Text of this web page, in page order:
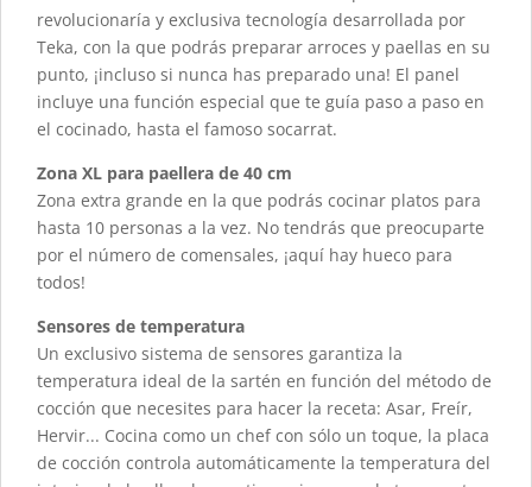
revolucionaría y exclusiva tecnología desarrollada por
Teka, con la que podrás preparar arroces y paellas en su
punto, ¡incluso si nunca has preparado una! El panel
incluye una función especial que te guía paso a paso en
el cocinado, hasta el famoso socarrat.
Zona XL para paellera de 40 cm
Zona extra grande en la que podrás cocinar platos para
hasta 10 personas a la vez. No tendrás que preocuparte
por el número de comensales, ¡aquí hay hueco para
todos!
Sensores de temperatura
Un exclusivo sistema de sensores garantiza la
temperatura ideal de la sartén en función del método de
cocción que necesites para hacer la receta: Asar, Freír,
Hervir... Cocina como un chef con sólo un toque, la placa
de cocción controla automáticamente la temperatura del